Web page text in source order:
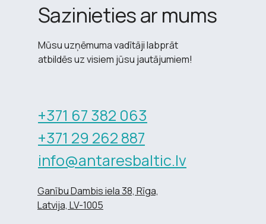
Mūsu uzņēmuma vadītāji labprāt
atbildēs uz visiem jūsu jautājumiem!
Sazinieties ar mums
+371 67 382 063
+371 29 262 887
info@antaresbaltic.lv
Ganību Dambis iela 38, Rīga,
Latvija, LV-1005